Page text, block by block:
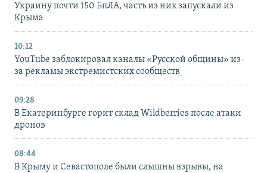
Украину почти 150 БпЛА, часть из них запускали из
Крыма
10:12
YouTube заблокировал каналы «Русской общины» из-
за рекламы экстремистских сообществ
09:28
В Екатеринбурге горит склад Wildberries после атаки
дронов
08:44
В Крыму и Севастополе были слышны взрывы, на